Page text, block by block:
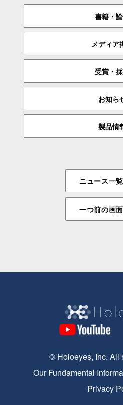
書籍・
メディア
受賞・
お知ら
製品情
ニュース一
一つ前の画
© Holoeyes, Inc. All
Our Fundamental
Privacy